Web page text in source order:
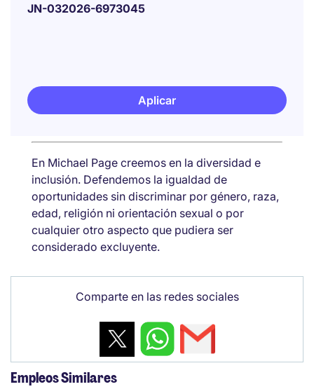
JN-032026-6973045
Aplicar
En Michael Page creemos en la diversidad e
inclusión. Defendemos la igualdad de
oportunidades sin discriminar por género, raza,
edad, religión ni orientación sexual o por
cualquier otro aspecto que pudiera ser
considerado excluyente.
Comparte en las redes sociales
Empleos Similares